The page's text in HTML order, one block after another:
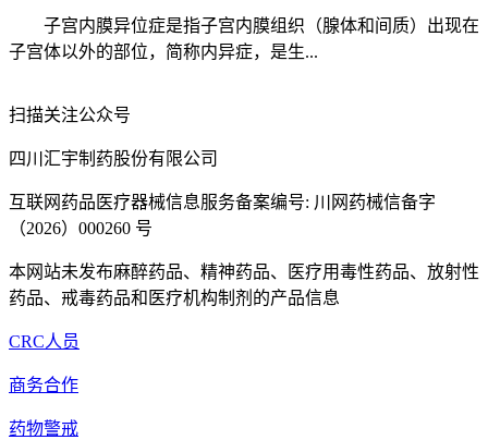
子宫内膜异位症是指子宫内膜组织（腺体和间质）出现在
子宫体以外的部位，简称内异症，是生...
扫描关注公众号
四川汇宇制药股份有限公司
互联网药品医疗器械信息服务备案编号: 川网药械信备字
（2026）000260 号
本网站未发布麻醉药品、精神药品、医疗用毒性药品、放射性
药品、戒毒药品和医疗机构制剂的产品信息
CRC人员
商务合作
药物警戒